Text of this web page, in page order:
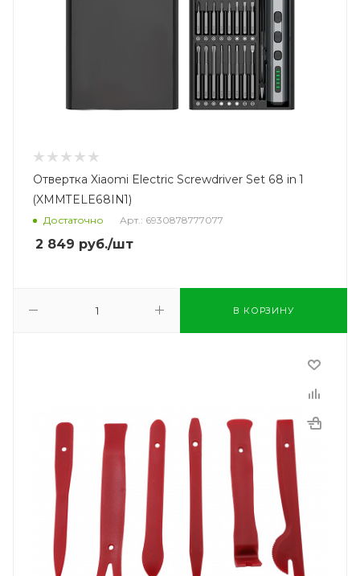
Отвертка Xiaomi Electric Screwdriver Set 68 in 1
(XMMTELE68IN1)
Достаточно Арт.: 6930878777077
2 849 руб./шт
В КОРЗИНУ